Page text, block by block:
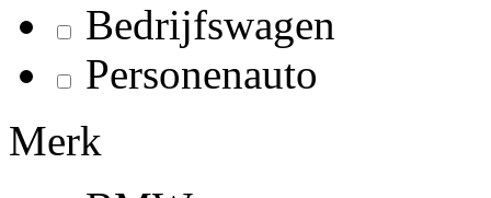
Bedrijfswagen
Personenauto
Merk